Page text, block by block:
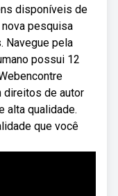
disponíveis de
pesquisa
Navegue pela
possui 12
direitos de autor
alta qualidade.
que você